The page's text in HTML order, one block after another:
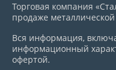
Торговая компания
продаже
Вся информация,
информационный
офертой.